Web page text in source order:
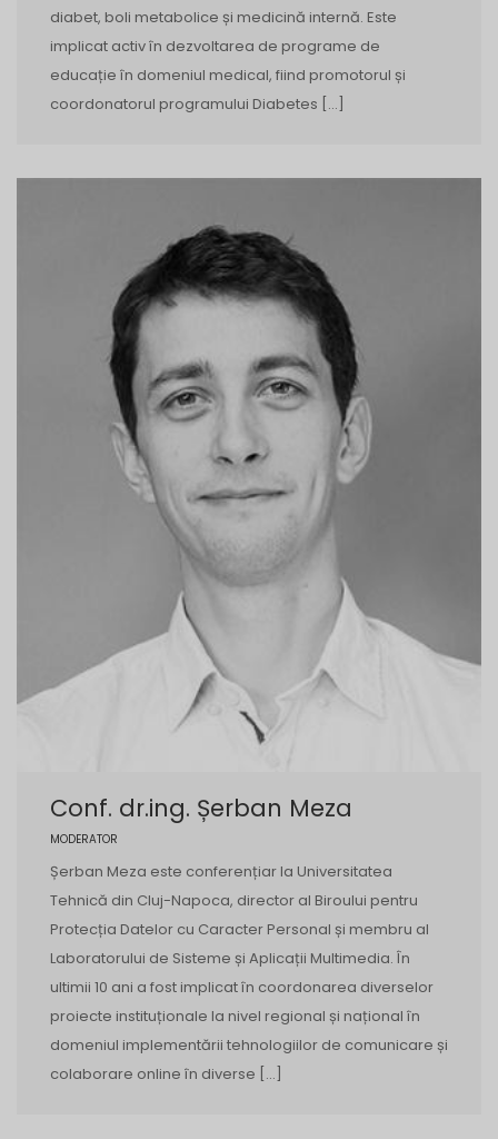
diabet, boli metabolice și medicină internă. Este
implicat activ în dezvoltarea de programe de
educație în domeniul medical, fiind promotorul și
coordonatorul programului Diabetes […]
Conf. dr.ing. Șerban Meza
MODERATOR
Șerban Meza este conferențiar la Universitatea
Tehnică din Cluj-Napoca, director al Biroului pentru
Protecția Datelor cu Caracter Personal și membru al
Laboratorului de Sisteme și Aplicații Multimedia. În
ultimii 10 ani a fost implicat în coordonarea diverselor
proiecte instituționale la nivel regional și național în
domeniul implementării tehnologiilor de comunicare și
colaborare online în diverse […]